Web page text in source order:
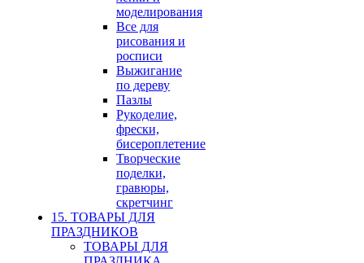
моделирования
Все для
рисования и
росписи
Выжигание
по дереву
Пазлы
Рукоделие,
фрески,
бисероплетение
Творческие
поделки,
гравюры,
скретчинг
15. ТОВАРЫ ДЛЯ
ПРАЗДНИКОВ
ТОВАРЫ ДЛЯ